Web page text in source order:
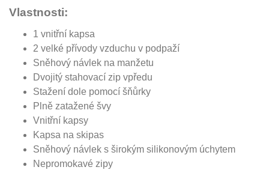
Vlastnosti:
1 vnitřní kapsa
2 velké přívody vzduchu v podpaží
Sněhový návlek na manžetu
Dvojitý stahovací zip vpředu
Stažení dole pomocí šňůrky
Plně zatažené švy
Vnitřní kapsy
Kapsa na skipas
Sněhový návlek s širokým silikonovým úchytem
Nepromokavé zipy